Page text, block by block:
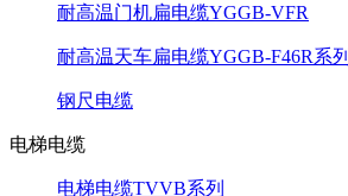
耐高温门机扁电缆YGGB-VFR
耐高温天车扁电缆YGGB-F46R系列
钢尺电缆
电梯电缆
电梯电缆TVVB系列